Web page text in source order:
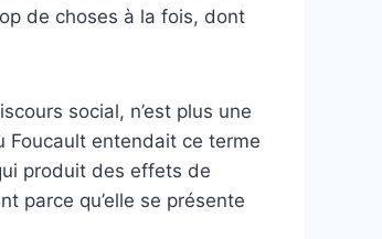
de choses à la fois, dont
social, n’est plus une
Foucault entendait ce terme
produit des effets de
parce qu’elle se présente